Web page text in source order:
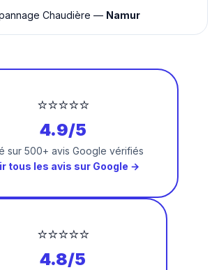
Chaudière — Namur
⭐⭐⭐⭐⭐
4.9/5
sur 500+ avis Google vérifiés
tous les avis sur Google →
⭐⭐⭐⭐⭐
4.8/5